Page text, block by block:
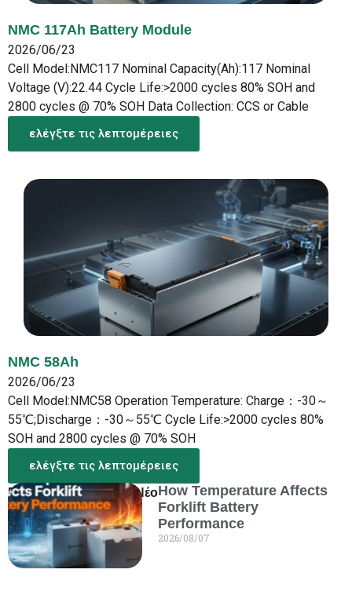
NMC 117Ah Battery Module
2026/06/23
Cell Model:NMC117 Nominal Capacity(Ah):117 Nominal
Voltage (V):22.44 Cycle Life:>2000 cycles 80% SOH and
2800 cycles @ 70% SOH Data Collection: CCS or Cable
ελέγξτε τις λεπτομέρειες
NMC 58Ah
2026/06/23
Cell Model:NMC58 Operation Temperature: Charge：-30～
55℃;Discharge：-30～55℃ Cycle Life:>2000 cycles 80%
SOH and 2800 cycles @ 70% SOH
ελέγξτε τις λεπτομέρειες
Περισσότερα από το ΝέοHow Temperature Affects
Forklift Battery
Performance
2026/08/07